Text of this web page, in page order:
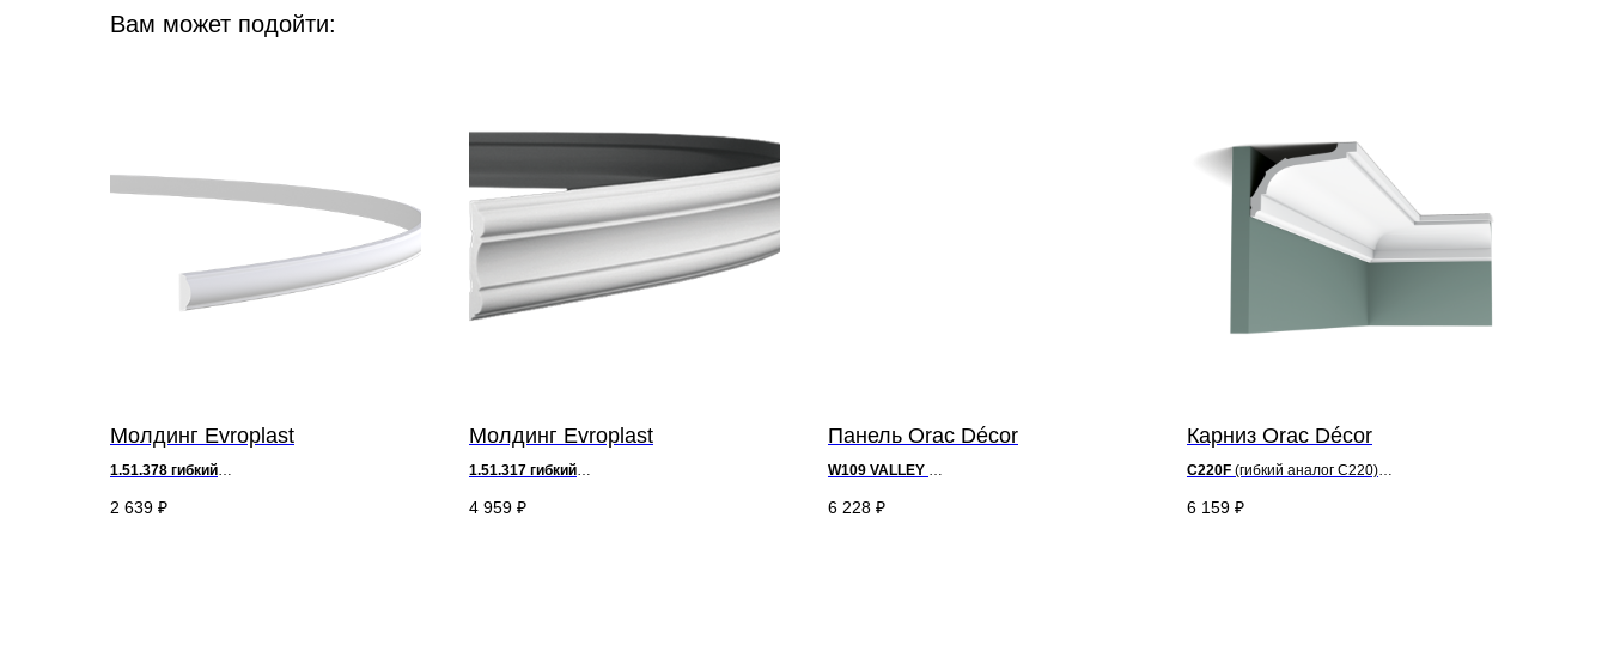
Вам может подойти:
Молдинг Evroplast
1.51.378 гибкий
2 639 ₽
Молдинг Evroplast
1.51.317 гибкий
4 959 ₽
Панель Orac Décor
W109 VALLEY
6 228 ₽
Карниз Orac Décor
C220F (гибкий аналог C220)
6 159 ₽